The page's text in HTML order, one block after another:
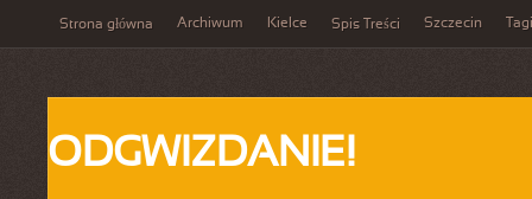
Strona główna Archiwum Kielce Spis Treści Szczecin Tagi
ODGWIZDANIE!